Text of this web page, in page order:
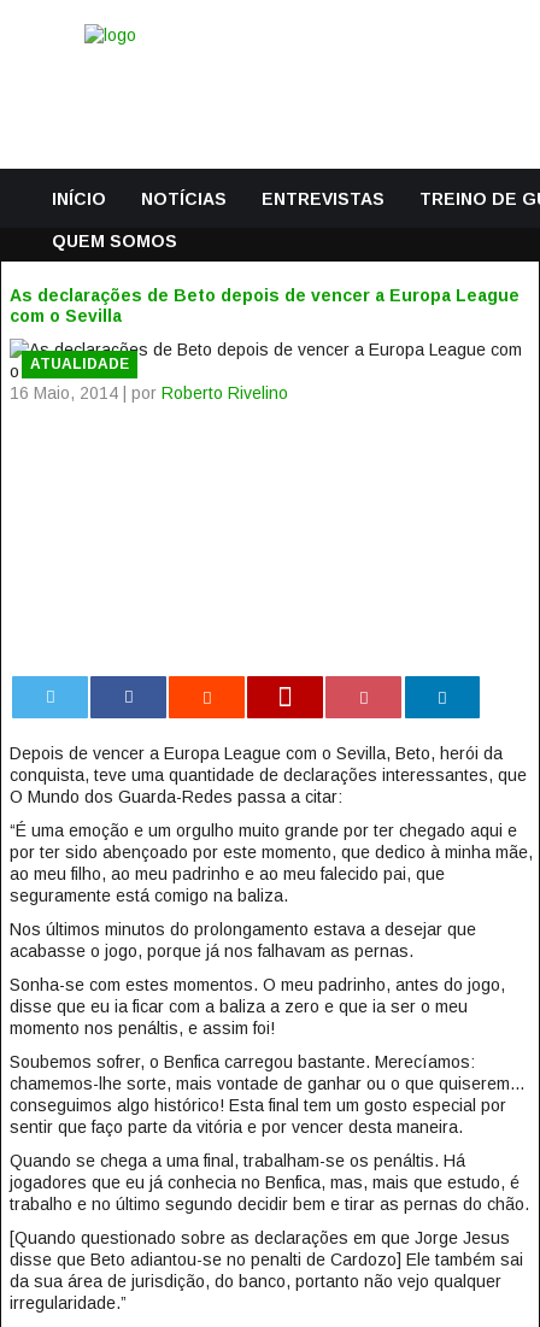
INÍCIO NOTÍCIAS ENTREVISTAS TREINO DE
QUEM SOMOS
As declarações de Beto depois de vencer a Europa League
com o Sevilla
16 Maio, 2014 | por Roberto Rivelino
ATUALIDADE
Depois de vencer a Europa League com o Sevilla, Beto, herói da
conquista, teve uma quantidade de declarações interessantes, que
O Mundo dos Guarda-Redes passa a citar:
“É uma emoção e um orgulho muito grande por ter chegado aqui e
por ter sido abençoado por este momento, que dedico à minha mãe,
ao meu filho, ao meu padrinho e ao meu falecido pai, que
seguramente está comigo na baliza.
Nos últimos minutos do prolongamento estava a desejar que
acabasse o jogo, porque já nos falhavam as pernas.
Sonha-se com estes momentos. O meu padrinho, antes do jogo,
disse que eu ia ficar com a baliza a zero e que ia ser o meu
momento nos penáltis, e assim foi!
Soubemos sofrer, o Benfica carregou bastante. Merecíamos:
chamemos-lhe sorte, mais vontade de ganhar ou o que quiserem…
conseguimos algo histórico! Esta final tem um gosto especial por
sentir que faço parte da vitória e por vencer desta maneira.
Quando se chega a uma final, trabalham-se os penáltis. Há
jogadores que eu já conhecia no Benfica, mas, mais que estudo, é
trabalho e no último segundo decidir bem e tirar as pernas do chão.
[Quando questionado sobre as declarações em que Jorge Jesus
disse que Beto adiantou-se no penalti de Cardozo] Ele também sai
da sua área de jurisdição, do banco, portanto não vejo qualquer
irregularidade.”